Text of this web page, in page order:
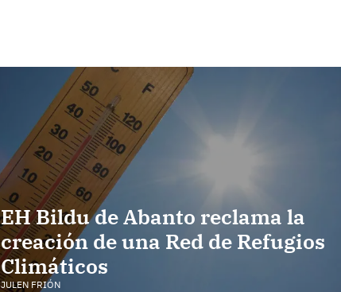
EH Bildu de Abanto reclama la
creación de una Red de Refugios
Climáticos
JULEN FRIÓN